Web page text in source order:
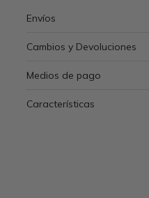
Envíos
Cambios y Devoluciones
Medios de pago
Características